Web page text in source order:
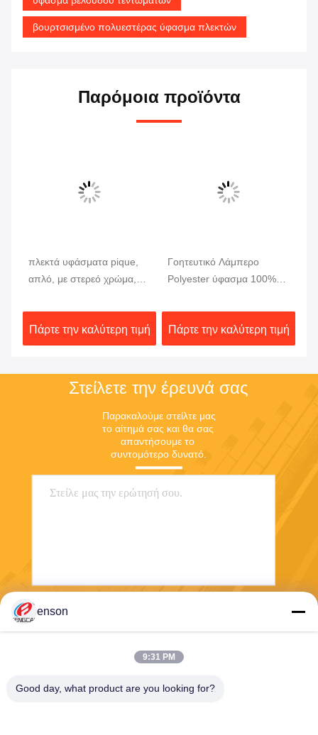
βουρτσισμένο πολυεστέρας ύφασμα πλεκτών
Παρόμοια προϊόντα
πλεκτά υφάσματα pique,
απλό, με στερεό χρώμα,
INTERLOCK
Πάρτε την καλύτερη τιμή
Γοητευτικό Λάμπερο
Polyester ύφασμα 100%
πλεκτό μπλουζάκι
Γοητευτικό πλεκτό ύφασμα
για ένδυμα
Πάρτε την καλύτερη τιμή
Στείλετε την έρευνά σας
Παρακαλούμε στείλτε μας
το αίτημά σας και θα σας
απαντήσουμε το
συντομότερο δυνατό.
enson
9:31 PM
Good day, what product are you looking for?